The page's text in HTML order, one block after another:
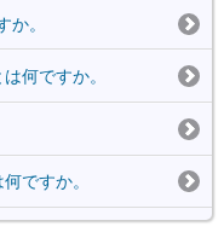
か。
何ですか。
ですか。